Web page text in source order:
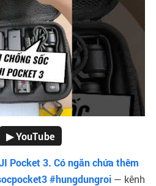
▶ YouTube
Pocket 3. Có ngăn chứa thêm
#hungdungroi— kênh